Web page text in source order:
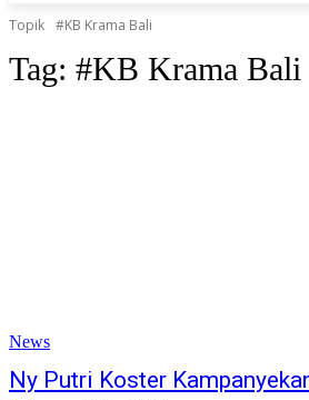
Topik #KB Krama Bali
Tag: #KB Krama Bali
News
Ny Putri Koster